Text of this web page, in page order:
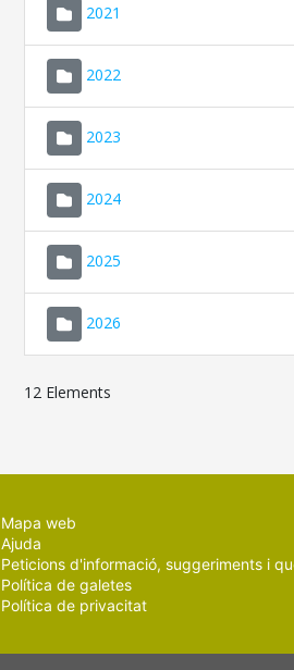
2021
2022
2023
2024
2025
2026
12 Elements
Mapa web
Ajuda
Peticions d'informació, suggeriments i
Política de galetes
Política de privacitat